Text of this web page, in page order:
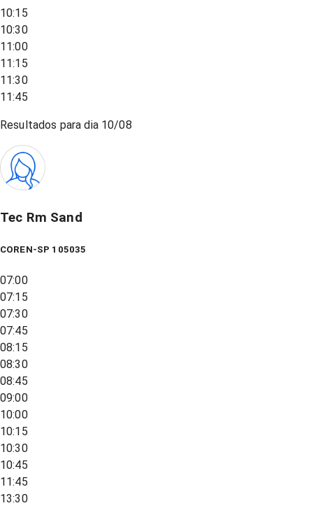
10:15
10:30
11:00
11:15
11:30
11:45
Resultados para dia 10/08
Tec Rm Sand
COREN-SP 105035
07:00
07:15
07:30
07:45
08:15
08:30
08:45
09:00
10:00
10:15
10:30
10:45
11:45
13:30